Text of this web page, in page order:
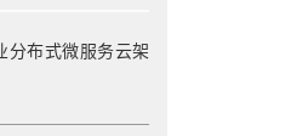
分布式微服务云架